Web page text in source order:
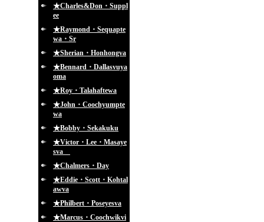
★Charles&Don・Suppl
ee
★Raymond・Sequapte
wa・Sr
★Sherian・Honhongva
★Bennard・Dallasvuya
oma
★Roy・Talahaftewa
★John・Coochyumpte
wa
★Bobby・Sekakuku
★Victor・Lee・Masaye
sva
★Chalmers・Day
★Eddie・Scott・Kohtal
awva
★Philbert・Poseyesva
★Marcus・Coochwikvi